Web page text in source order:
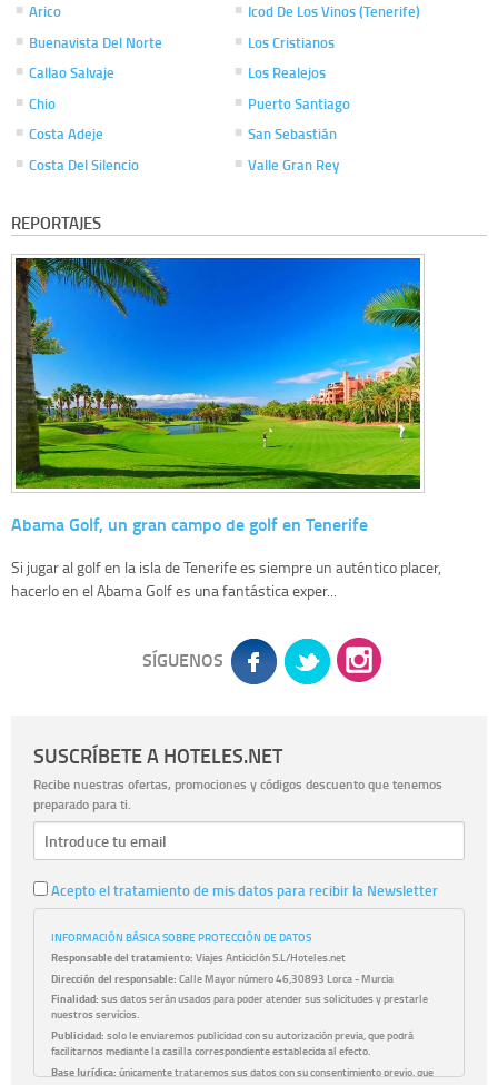
Arico
Buenavista Del Norte
Callao Salvaje
Chio
Costa Adeje
Costa Del Silencio
Icod De Los Vinos (Tenerife)
Los Cristianos
Los Realejos
Puerto Santiago
San Sebastián
Valle Gran Rey
REPORTAJES
Abama Golf, un gran campo de golf en Tenerife
Si jugar al golf en la isla de Tenerife es siempre un auténtico placer,
hacerlo en el Abama Golf es una fantástica exper...
SÍGUENOS
SUSCRÍBETE A HOTELES.NET
Recibe nuestras ofertas, promociones y códigos descuento que tenemos
preparado para ti.
Acepto el tratamiento de mis datos para recibir la Newsletter
INFORMACIÓN BÁSICA SOBRE PROTECCIÓN DE DATOS
Responsable del tratamiento: Viajes Anticiclón S.L/Hoteles.net
Dirección del responsable: Calle Mayor número 46,30893 Lorca - Murcia
Finalidad: sus datos serán usados para poder atender sus solicitudes y prestarle
nuestros servicios.
Publicidad: solo le enviaremos publicidad con su autorización previa, que podrá
facilitarnos mediante la casilla correspondiente establecida al efecto.
Base Jurídica: únicamente trataremos sus datos con su consentimiento previo, que